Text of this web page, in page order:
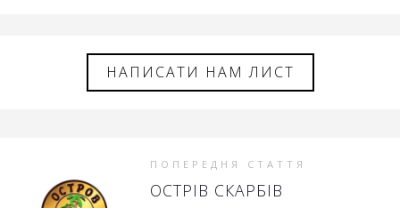
НАПИСАТИ НАМ ЛИСТ
ПОПЕРЕДНЯ СТАТТЯ
ОСТРІВ СКАРБІВ